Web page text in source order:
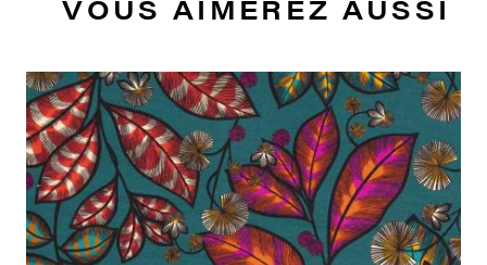
VOUS AIMEREZ AUSSI